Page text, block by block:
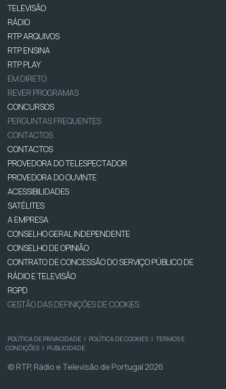
TELEVISÃO
RÁDIO
RTP ARQUIVOS
RTP ENSINA
RTP PLAY
EM DIRETO
REVER PROGRAMAS
CONCURSOS
PERGUNTAS FREQUENTES
CONTACTOS
CONTACTOS
PROVEDORA DO TELESPECTADOR
PROVEDORA DO OUVINTE
ACESSIBILIDADES
SATÉLITES
A EMPRESA
CONSELHO GERAL INDEPENDENTE
CONSELHO DE OPINIÃO
CONTRATO DE CONCESSÃO DO SERVIÇO PÚBLICO DE
RÁDIO E TELEVISÃO
RGPD
GESTÃO DAS DEFINIÇÕES DE COOKIES
POLÍTICA DE PRIVACIDADE | POLÍTICA DE COOKIES | TERMOS E
CONDIÇÕES | PUBLICIDADE
© RTP, Rádio e Televisão de Portugal 2026